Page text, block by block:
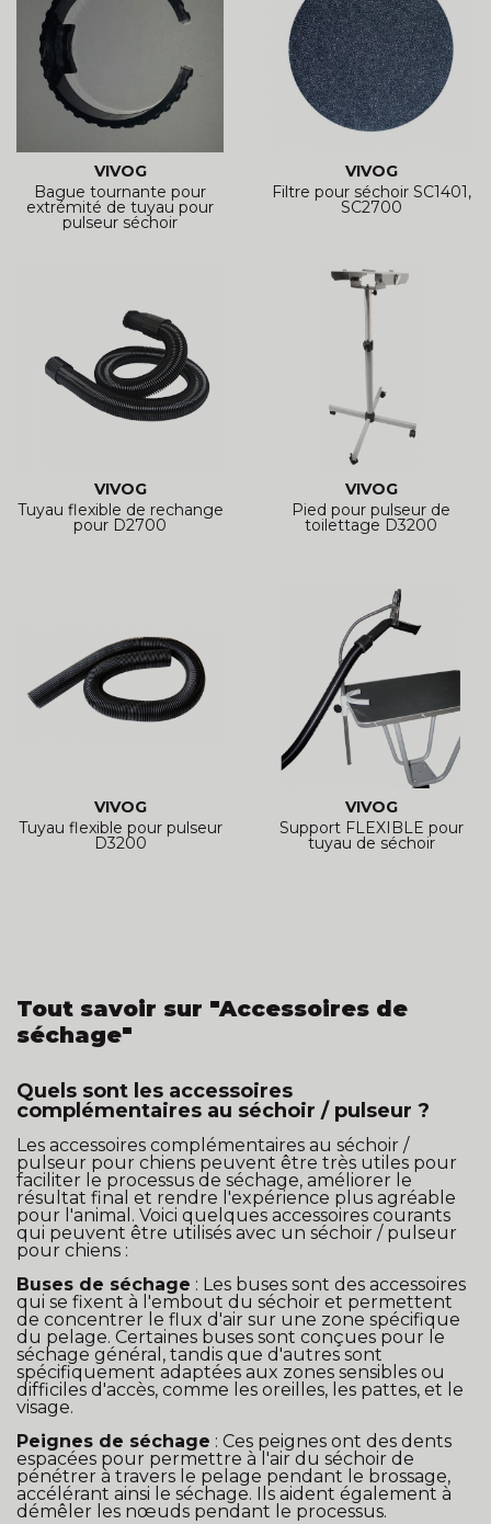
VIVOG
Bague tournante pour
extrémité de tuyau pour
pulseur séchoir
VIVOG
Filtre pour séchoir SC1401,
SC2700
VIVOG
Tuyau flexible de rechange
pour D2700
VIVOG
Pied pour pulseur de
toilettage D3200
VIVOG
Tuyau flexible pour pulseur
D3200
VIVOG
Support FLEXIBLE pour
tuyau de séchoir
Tout savoir sur "Accessoires de
séchage"
Quels sont les accessoires
complémentaires au séchoir / pulseur ?
Les accessoires complémentaires au séchoir /
pulseur pour chiens peuvent être très utiles pour
faciliter le processus de séchage, améliorer le
résultat final et rendre l'expérience plus agréable
pour l'animal. Voici quelques accessoires courants
qui peuvent être utilisés avec un séchoir / pulseur
pour chiens :
Buses de séchage : Les buses sont des accessoires
qui se fixent à l'embout du séchoir et permettent
de concentrer le flux d'air sur une zone spécifique
du pelage. Certaines buses sont conçues pour le
séchage général, tandis que d'autres sont
spécifiquement adaptées aux zones sensibles ou
difficiles d'accès, comme les oreilles, les pattes, et le
visage.
Peignes de séchage : Ces peignes ont des dents
espacées pour permettre à l'air du séchoir de
pénétrer à travers le pelage pendant le brossage,
accélérant ainsi le séchage. Ils aident également à
démêler les nœuds pendant le processus.